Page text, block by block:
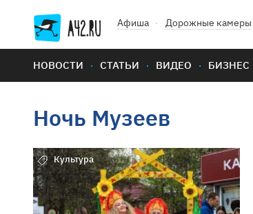
Афиша Дорожные камеры
НОВОСТИ СТАТЬИ ВИДЕО БИЗНЕС
Ночь Музеев
Культура